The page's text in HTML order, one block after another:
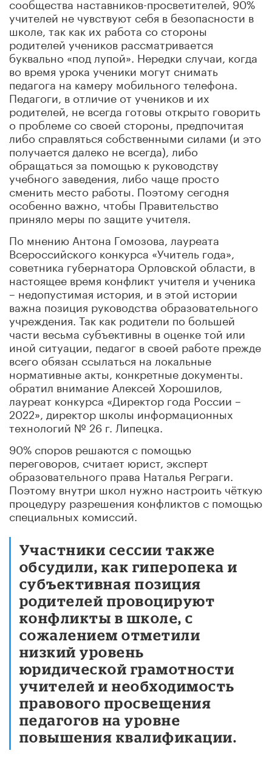
учителей не чувствуют себя в безопасности в
школе, так как их работа со стороны
родителей учеников рассматривается
буквально «под лупой». Нередки случаи, когда
во время урока ученики могут снимать
педагога на камеру мобильного телефона.
Педагоги, в отличие от учеников и их
родителей, не всегда готовы открыто говорить
о проблеме со своей стороны, предпочитая
либо справляться собственными силами (и это
получается далеко не всегда), либо
обращаться за помощью к руководству
учебного заведения, либо чаще просто
сменить место работы. Поэтому сегодня
особенно важно, чтобы Правительство
приняло меры по защите учителя.
По мнению Антона Гомозова, лауреата
Всероссийского конкурса «Учитель года»,
советника губернатора Орловской области, в
настоящее время конфликт учителя и ученика
– недопустимая история, и в этой истории
важна позиция руководства образовательного
учреждения. Так как родители по большей
части весьма субъективны в оценке той или
иной ситуации, педагог в своей работе прежде
всего обязан ссылаться на локальные
нормативные акты, конкретные документы.
обратил внимание Алексей Хорошилов,
лауреат конкурса «Директор года России –
2022», директор школы информационных
технологий № 26 г. Липецка.
90% споров решаются с помощью
переговоров, считает юрист, эксперт
образовательного права Наталья Реграги.
Поэтому внутри школ нужно настроить чёткую
процедуру разрешения конфликтов с помощью
специальных комиссий.
Участники сессии также
обсудили, как гиперопека и
субъективная позиция
родителей провоцируют
конфликты в школе, с
сожалением отметили
низкий уровень
юридической грамотности
учителей и необходимость
правового просвещения
педагогов на уровне
повышения квалификации.